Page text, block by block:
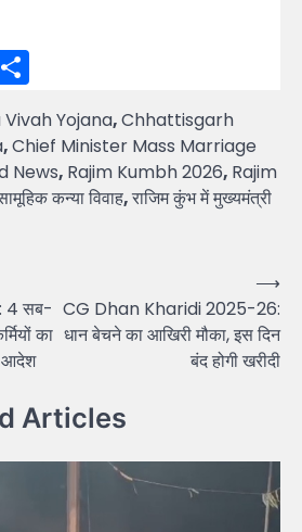
Yojana,Chhattisgarh
,Chief Minister Mass Marriage
News, Rajim Kumbh 2026, Rajim
कन्या विवाह,राजिम कुंभ में मुख्यमंत्री
4 सब-
का
आदेश
CG Dhan Kharidi 2025-26:
धान बेचने का आखिरी मौका, इस दिन
बंद होगी खरीदी
⟶
Articles